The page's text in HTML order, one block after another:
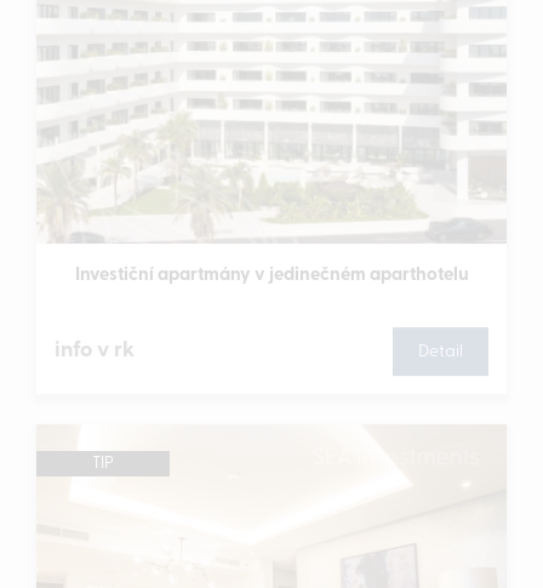
Investiční apartmány v jedinečném aparthotelu
info v rk Detail
TIP